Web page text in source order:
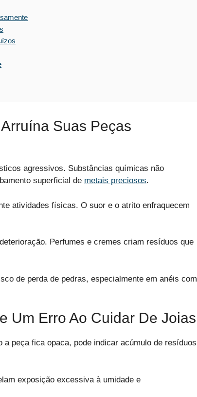
Suas Peças
agressivos. Substâncias químicas não
superficial de metais preciosos.
atividades físicas. O suor e o atrito enfraquecem
Perfumes e cremes criam resíduos que
de perda de pedras, especialmente em anéis com
Um Erro Ao Cuidar De Joias
peça fica opaca, pode indicar acúmulo de resíduos
exposição excessiva à umidade e